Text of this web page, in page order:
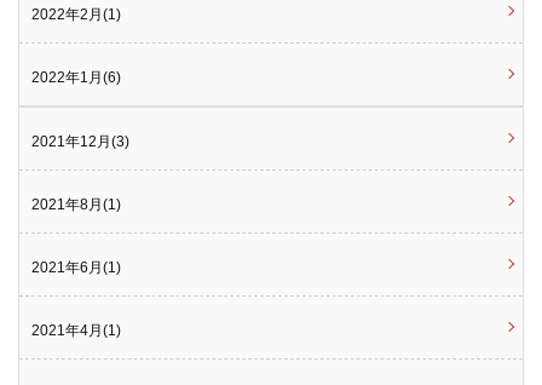
2022年2月(1)
2022年1月(6)
2021年12月(3)
2021年8月(1)
2021年6月(1)
2021年4月(1)